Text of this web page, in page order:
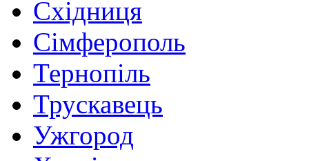
Східниця
Сімферополь
Тернопіль
Трускавець
Ужгород